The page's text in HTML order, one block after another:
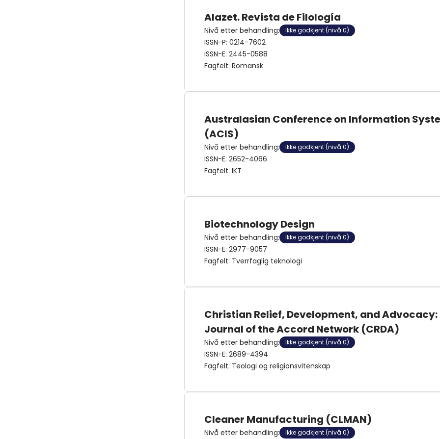
Alazet. Revista de Filología
Nivå etter behandling: Ikke godkjent (nivå 0)
ISSN-P: 0214-7602
ISSN-E: 2445-0588
Fagfelt: Romansk
Australasian Conference on Information
(ACIS)
Nivå etter behandling: Ikke godkjent (nivå 0)
ISSN-E: 2652-4066
Fagfelt: IKT
Biotechnology Design
Nivå etter behandling: Ikke godkjent (nivå 0)
ISSN-E: 2977-9057
Fagfelt: Tverrfaglig teknologi
Christian Relief, Development, and Advocacy:
Journal of the Accord Network (CRDA)
Nivå etter behandling: Ikke godkjent (nivå 0)
ISSN-E: 2689-4394
Fagfelt: Teologi og religionsvitenskap
Cleaner Manufacturing (CLMAN)
Nivå etter behandling: Ikke godkjent (nivå 0)